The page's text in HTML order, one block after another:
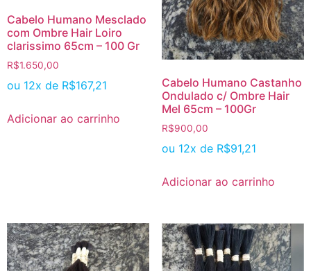
Cabelo Humano Mesclado
com Ombre Hair Loiro
clarissimo 65cm – 100 Gr
R$1.650,00
ou 12x de R$167,21
Adicionar ao carrinho
Cabelo Humano Castanho
Ondulado c/ Ombre Hair
Mel 65cm – 100Gr
R$900,00
ou 12x de R$91,21
Adicionar ao carrinho